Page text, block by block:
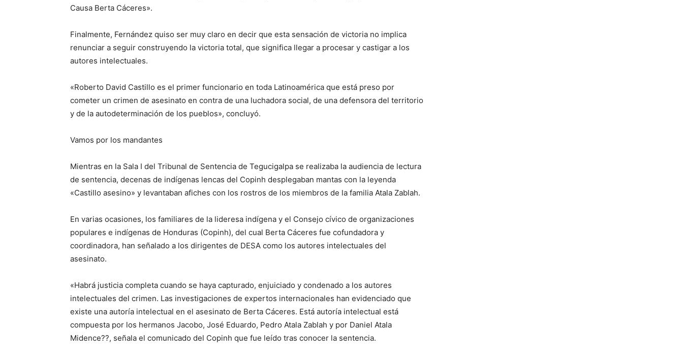
Causa Berta Cáceres».
Finalmente, Fernández quiso ser muy claro en decir que esta sensación de victoria no implica
renunciar a seguir construyendo la victoria total, que significa llegar a procesar y castigar a los
autores intelectuales.
«Roberto David Castillo es el primer funcionario en toda Latinoamérica que está preso por
cometer un crimen de asesinato en contra de una luchadora social, de una defensora del territorio
y de la autodeterminación de los pueblos», concluyó.
Vamos por los mandantes
Mientras en la Sala I del Tribunal de Sentencia de Tegucigalpa se realizaba la audiencia de lectura
de sentencia, decenas de indígenas lencas del Copinh desplegaban mantas con la leyenda
«Castillo asesino» y levantaban afiches con los rostros de los miembros de la familia Atala Zablah.
En varias ocasiones, los familiares de la lideresa indígena y el Consejo cívico de organizaciones
populares e indígenas de Honduras (Copinh), del cual Berta Cáceres fue cofundadora y
coordinadora, han señalado a los dirigentes de DESA como los autores intelectuales del
asesinato.
«Habrá justicia completa cuando se haya capturado, enjuiciado y condenado a los autores
intelectuales del crimen. Las investigaciones de expertos internacionales han evidenciado que
existe una autoría intelectual en el asesinato de Berta Cáceres. Está autoría intelectual está
compuesta por los hermanos Jacobo, José Eduardo, Pedro Atala Zablah y por Daniel Atala
Midence??, señala el comunicado del Copinh que fue leído tras conocer la sentencia.